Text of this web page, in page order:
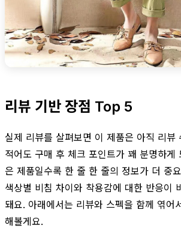
리뷰 기반 장점 Top 5
실제 리뷰를 살펴보면 이 제품은 아직 리뷰
적어도 구매 후 체크 포인트가 꽤 분명하게
은 제품일수록 한 줄 한 줄의 정보가 더 중
색상별 비침 차이와 착용감에 대한 반응이
돼요. 아래에서는 리뷰와 스펙을 함께 엮어
해볼게요.